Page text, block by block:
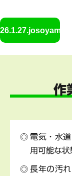
作
電気・水
用可能な状
長年の汚